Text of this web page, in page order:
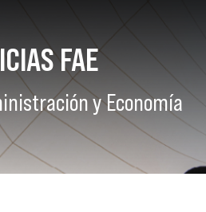
FAE
y Economía